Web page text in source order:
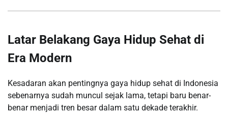
Latar Belakang Gaya Hidup Sehat di
Era Modern
Kesadaran akan pentingnya gaya hidup sehat di Indonesia
sebenarnya sudah muncul sejak lama, tetapi baru benar-
benar menjadi tren besar dalam satu dekade terakhir.